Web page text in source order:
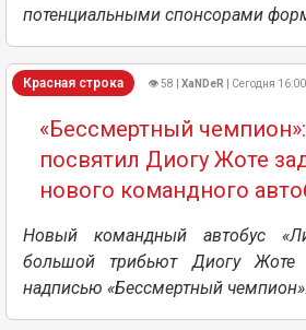
потенциальными спонсорами
Красная строка 👁 58 | XaNDeR | Сегодня
«Бессмертный
посвятил Диогу Жоте
нового командного
Новый командный автобус
большой трибьют Диогу
надписью «Бессмертный чемпион».